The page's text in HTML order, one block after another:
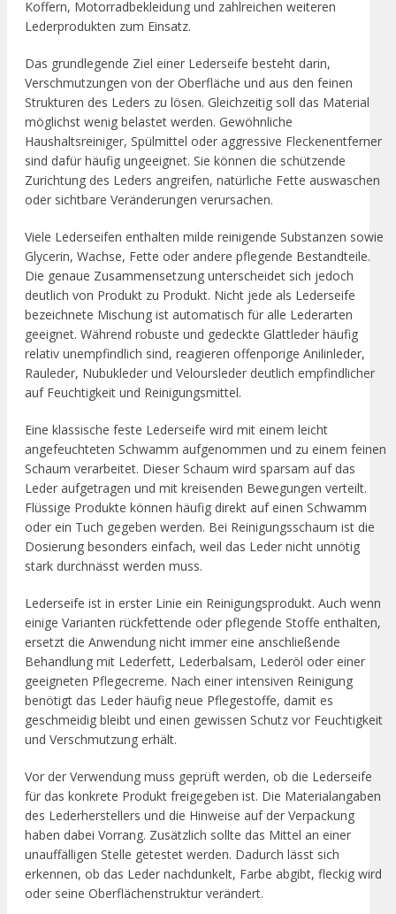
Koffern, Motorradbekleidung und zahlreichen weiteren
Lederprodukten zum Einsatz.
Das grundlegende Ziel einer Lederseife besteht darin,
Verschmutzungen von der Oberfläche und aus den feinen
Strukturen des Leders zu lösen. Gleichzeitig soll das Material
möglichst wenig belastet werden. Gewöhnliche
Haushaltsreiniger, Spülmittel oder aggressive Fleckenentferner
sind dafür häufig ungeeignet. Sie können die schützende
Zurichtung des Leders angreifen, natürliche Fette auswaschen
oder sichtbare Veränderungen verursachen.
Viele Lederseifen enthalten milde reinigende Substanzen sowie
Glycerin, Wachse, Fette oder andere pflegende Bestandteile.
Die genaue Zusammensetzung unterscheidet sich jedoch
deutlich von Produkt zu Produkt. Nicht jede als Lederseife
bezeichnete Mischung ist automatisch für alle Lederarten
geeignet. Während robuste und gedeckte Glattleder häufig
relativ unempfindlich sind, reagieren offenporige Anilinleder,
Rauleder, Nubukleder und Veloursleder deutlich empfindlicher
auf Feuchtigkeit und Reinigungsmittel.
Eine klassische feste Lederseife wird mit einem leicht
angefeuchteten Schwamm aufgenommen und zu einem feinen
Schaum verarbeitet. Dieser Schaum wird sparsam auf das
Leder aufgetragen und mit kreisenden Bewegungen verteilt.
Flüssige Produkte können häufig direkt auf einen Schwamm
oder ein Tuch gegeben werden. Bei Reinigungsschaum ist die
Dosierung besonders einfach, weil das Leder nicht unnötig
stark durchnässt werden muss.
Lederseife ist in erster Linie ein Reinigungsprodukt. Auch wenn
einige Varianten rückfettende oder pflegende Stoffe enthalten,
ersetzt die Anwendung nicht immer eine anschließende
Behandlung mit Lederfett, Lederbalsam, Lederöl oder einer
geeigneten Pflegecreme. Nach einer intensiven Reinigung
benötigt das Leder häufig neue Pflegestoffe, damit es
geschmeidig bleibt und einen gewissen Schutz vor Feuchtigkeit
und Verschmutzung erhält.
Vor der Verwendung muss geprüft werden, ob die Lederseife
für das konkrete Produkt freigegeben ist. Die Materialangaben
des Lederherstellers und die Hinweise auf der Verpackung
haben dabei Vorrang. Zusätzlich sollte das Mittel an einer
unauffälligen Stelle getestet werden. Dadurch lässt sich
erkennen, ob das Leder nachdunkelt, Farbe abgibt, fleckig wird
oder seine Oberflächenstruktur verändert.